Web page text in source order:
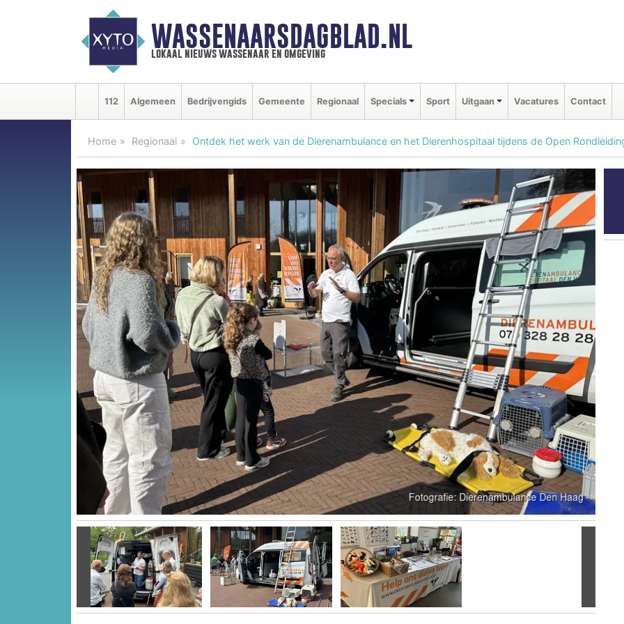
WASSENAARSDAGBLAD.NL
lokaal nieuws wassenaar en omgeving
112 Algemeen Bedrijvengids Gemeente Regionaal Specials Sport Uitgaan Vacatures Contact
Home Regionaal Ontdek het werk van de Dierenambulance en het Dierenhospitaal tijdens de Open
Vorige